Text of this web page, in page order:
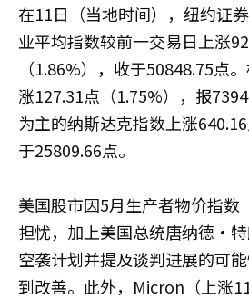
在11日（当地时间），纽约证
业平均指数较前一交易日上涨
（1.86%），收于50848.75点
涨127.31点（1.75%），报
为主的纳斯达克指数上涨
于25809.66点。
美国股市因5月生产者物价指数
担忧，加上美国总统唐纳德·
空袭计划并提及谈判进展的可
到改善。此外，Micron（上涨